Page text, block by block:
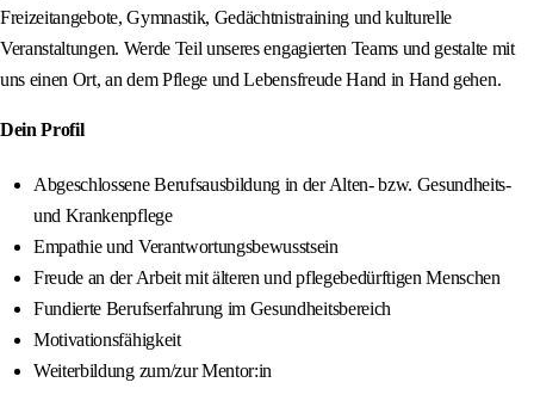
Freizeitangebote, Gymnastik, Gedächtnistraining und kulturelle
Veranstaltungen. Werde Teil unseres engagierten Teams und gestalte mit
uns einen Ort, an dem Pflege und Lebensfreude Hand in Hand gehen.
Dein Profil
Abgeschlossene Berufsausbildung in der Alten- bzw. Gesundheits-
und Krankenpflege
Empathie und Verantwortungsbewusstsein
Freude an der Arbeit mit älteren und pflegebedürftigen Menschen
Fundierte Berufserfahrung im Gesundheitsbereich
Motivationsfähigkeit
Weiterbildung zum/zur Mentor:in